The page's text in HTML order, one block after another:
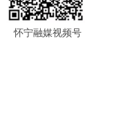
怀宁融媒视频号